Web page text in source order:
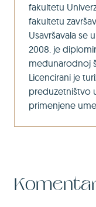
fakultetu
fakultetu
Usavršavala se
2008. je
međunarodnoj
Licencirani je
preduzetništvo
primenjene